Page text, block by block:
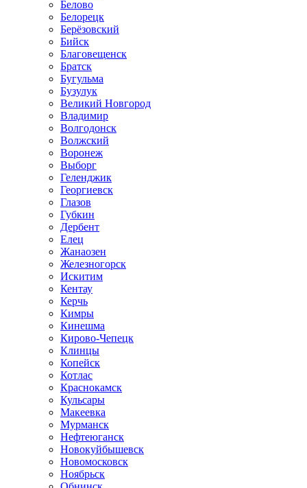
Белово
Белорецк
Берёзовский
Бийск
Благовещенск
Братск
Бугульма
Бузулук
Великий Новгород
Владимир
Волгодонск
Волжский
Воронеж
Выборг
Геленджик
Георгиевск
Глазов
Губкин
Дербент
Елец
Жанаозен
Железногорск
Искитим
Кентау
Керчь
Кимры
Кинешма
Кирово-Чепецк
Клинцы
Копейск
Котлас
Краснокамск
Кульсары
Макеевка
Мурманск
Нефтеюганск
Новокуйбышевск
Новомосковск
Ноябрьск